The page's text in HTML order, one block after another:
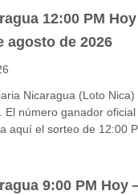
12:00 PM
agosto de 2026
Nicaragua (Loto
El número ganador
aquí el sorteo de 12:00
9:00 PM Hoy